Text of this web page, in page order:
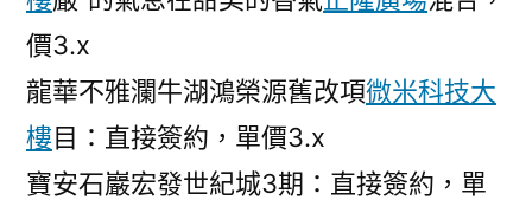
價3.x
龍華不雅瀾牛湖鴻榮源舊改項微米科技大
樓目：直接簽約，單價3.x
寶安石巖宏發世紀城3期：直接簽約，單